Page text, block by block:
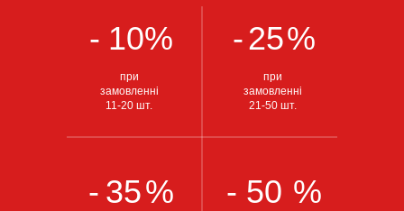
- %
10
- %
35
- %
25
- %
50
при
замовленні
11-20 шт.
при
замовленні
21-50 шт.